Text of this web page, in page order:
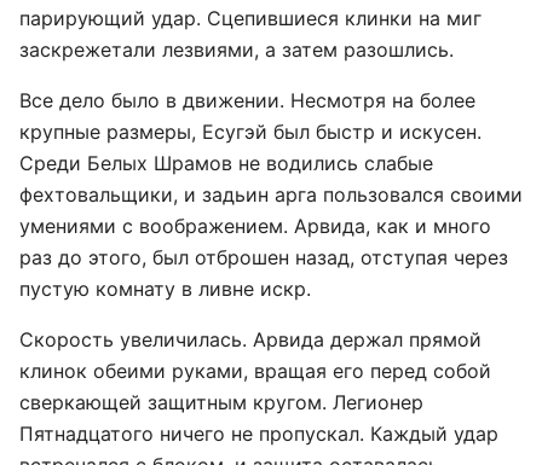
парирующий удар. Сцепившиеся клинки на миг
заскрежетали лезвиями, а затем разошлись.
Все дело было в движении. Несмотря на более
крупные размеры, Есугэй был быстр и искусен.
Среди Белых Шрамов не водились слабые
фехтовальщики, и задьин арга пользовался своими
умениями с воображением. Арвида, как и много
раз до этого, был отброшен назад, отступая через
пустую комнату в ливне искр.
Скорость увеличилась. Арвида держал прямой
клинок обеими руками, вращая его перед собой
сверкающей защитным кругом. Легионер
Пятнадцатого ничего не пропускал. Каждый удар